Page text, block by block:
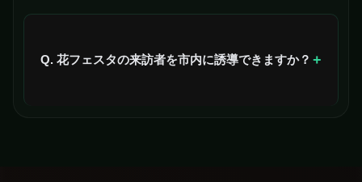
Q. 花フェスタの来訪者を市内に誘導できますか？ +